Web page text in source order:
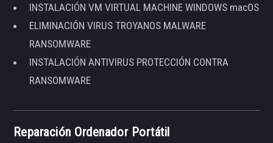
INSTALACIÓN VM VIRTUAL MACHINE WINDOWS macOS
ELIMINACIÓN VIRUS TROYANOS MALWARE
RANSOMWARE
INSTALACIÓN ANTIVIRUS PROTECCIÓN CONTRA
RANSOMWARE
Reparación Ordenador Portátil